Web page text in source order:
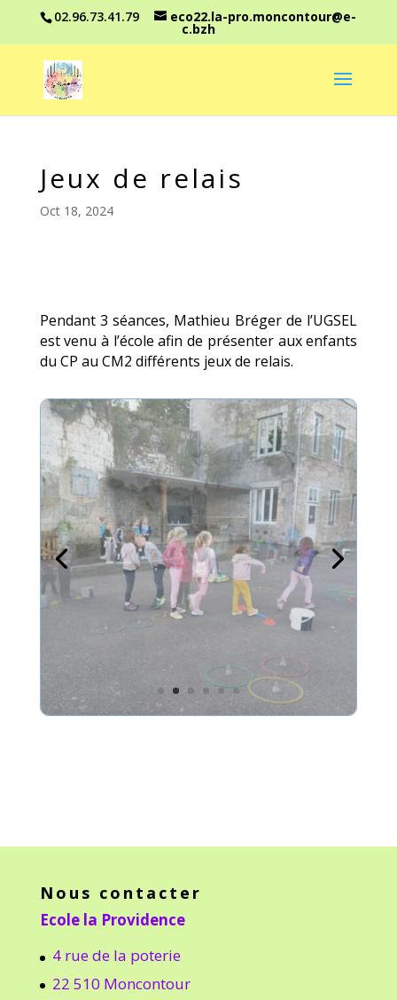
02.96.73.41.79 eco22.la-pro.moncontour@e-
c.bzh
Jeux de relais
Oct 18, 2024
Pendant 3 séances, Mathieu Bréger de l’UGSEL
est venu à l’école afin de présenter aux enfants
du CP au CM2 différents jeux de relais.
Nous contacter
Ecole la Providence
4 rue de la poterie
22 510 Moncontour